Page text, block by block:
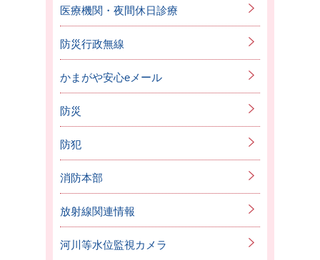
医療機関・夜間休日診療
防災行政無線
かまがや安心eメール
防災
防犯
消防本部
放射線関連情報
河川等水位監視カメラ